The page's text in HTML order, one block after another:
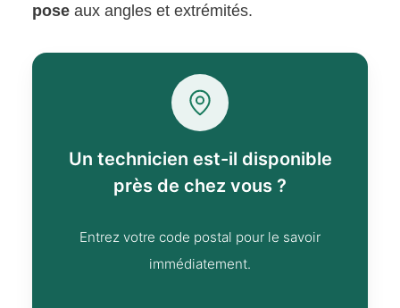
poseaux angles et extrémités.
Un technicien est-il disponible
près de chez vous ?
Entrez votre code postal pour le savoir
immédiatement.